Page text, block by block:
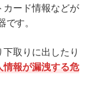
ード情報などが
す。
取りに出したり
情報が漏洩する危